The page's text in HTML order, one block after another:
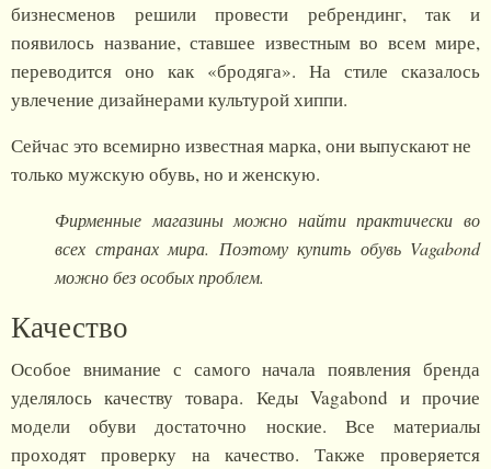
бизнесменов решили провести ребрендинг, так и
появилось название, ставшее известным во всем мире,
переводится оно как «бродяга». На стиле сказалось
увлечение дизайнерами культурой хиппи.
Сейчас это всемирно известная марка, они выпускают не
только мужскую обувь, но и женскую.
Фирменные магазины можно найти практически во
всех странах мира. Поэтому купить обувь Vagabond
можно без особых проблем.
Качество
Особое внимание с самого начала появления бренда
уделялось качеству товара. Кеды Vagabond и прочие
модели обуви достаточно ноские. Все материалы
проходят проверку на качество. Также проверяется